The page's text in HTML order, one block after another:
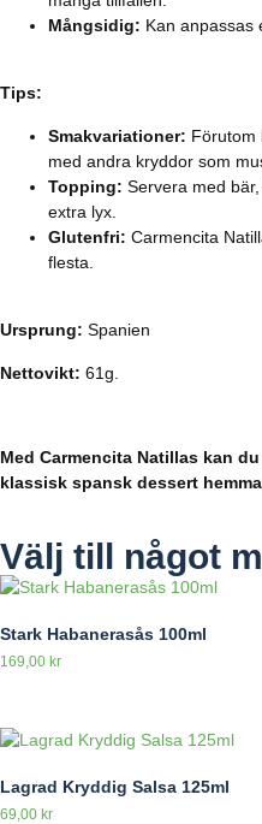
Mångsidig: Kan anpassas
Tips:
Smakvariationer: Förutom
med andra kryddor som
Topping: Servera med
extra lyx.
Glutenfri: Carmencita
flesta.
Ursprung: Spanien
Nettovikt: 61g.
Med Carmencita Natillas kan
klassisk spansk dessert
Välj till något
Stark Habanerasås 100ml
169,00 kr
Lagrad Kryddig Salsa 125ml
69,00 kr